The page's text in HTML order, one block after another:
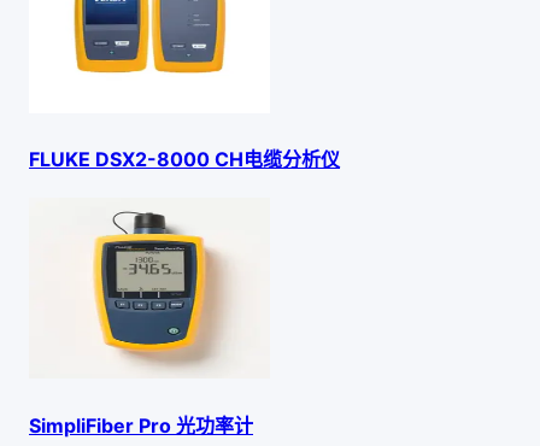
FLUKE DSX2-8000 CH电缆分析仪
SimpliFiber Pro 光功率计